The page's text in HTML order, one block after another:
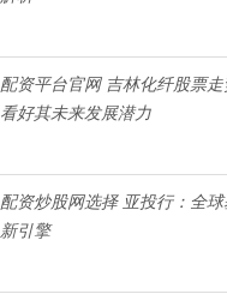
配资平台官网 吉林化纤股票
看好其未来发展潜力
配资炒股网选择 亚投行：全
新引擎